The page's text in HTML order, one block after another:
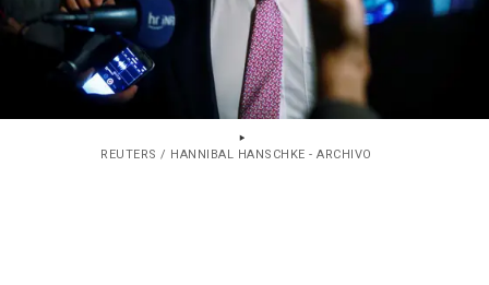
REUTERS / HANNIBAL HANSCHKE - ARCHIVO